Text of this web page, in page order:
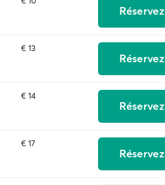
Réservez
€ 13
Réservez
€ 14
Réservez
€ 17
Réservez